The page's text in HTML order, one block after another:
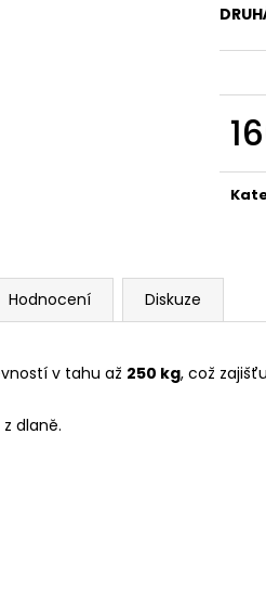
Hodnocení Diskuze
v tahu až 250 kg, což
dlaně.